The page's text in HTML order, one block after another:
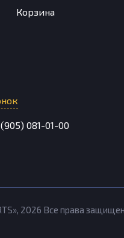
Корзина
081-01-00
2026 Все права